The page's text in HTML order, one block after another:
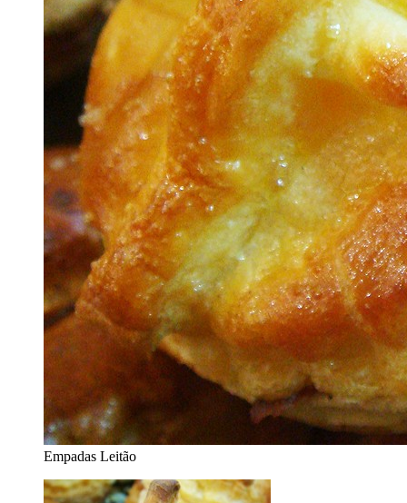
Empadas Leitão